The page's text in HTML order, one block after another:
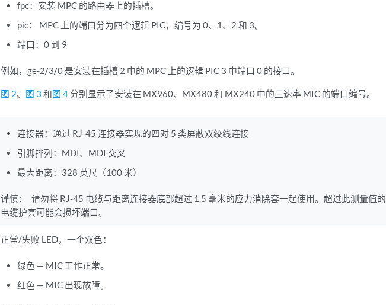
fpc：安装 MPC 的路由器上的插槽。
pic： MPC 上的端口分为四个逻辑 PIC，编号为 0、1、2 和 3。
端口：0 到 9
例如，ge-2/3/0 是安装在插槽 2 中的 MPC 上的逻辑 PIC 3 中端口 0 的接口。
图 2、 图 3 和图 4 分别显示了安装在 MX960、MX480 和 MX240 中的三速率 MIC 的端口编号。
连接器：通过 RJ-45 连接器实现的四对 5 类屏蔽双绞线连接
引脚排列：MDI、MDI 交叉
最大距离：328 英尺（100 米）
谨慎：
请勿将 RJ-45 电缆与距离连接器底部超过 1.5 毫米的应力消除套一起使用。超过此测量值的
电缆护套可能会损坏端口。
正常/失败 LED，一个双色：
绿色 — MIC 工作正常。
红色 — MIC 出现故障。